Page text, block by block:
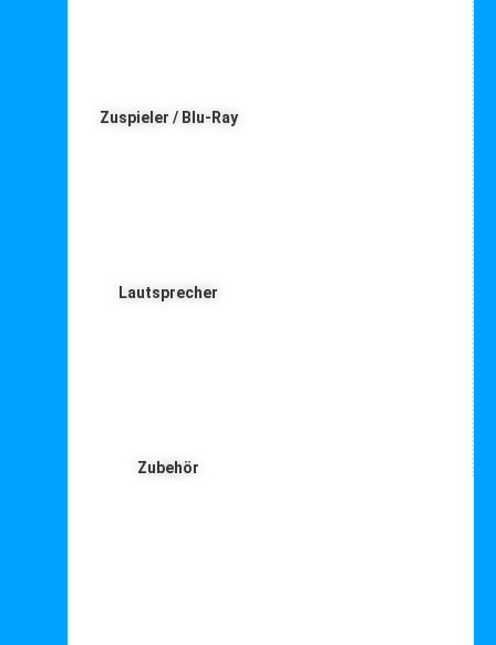
Zuspieler / Blu-Ray
Lautsprecher
Zubehör